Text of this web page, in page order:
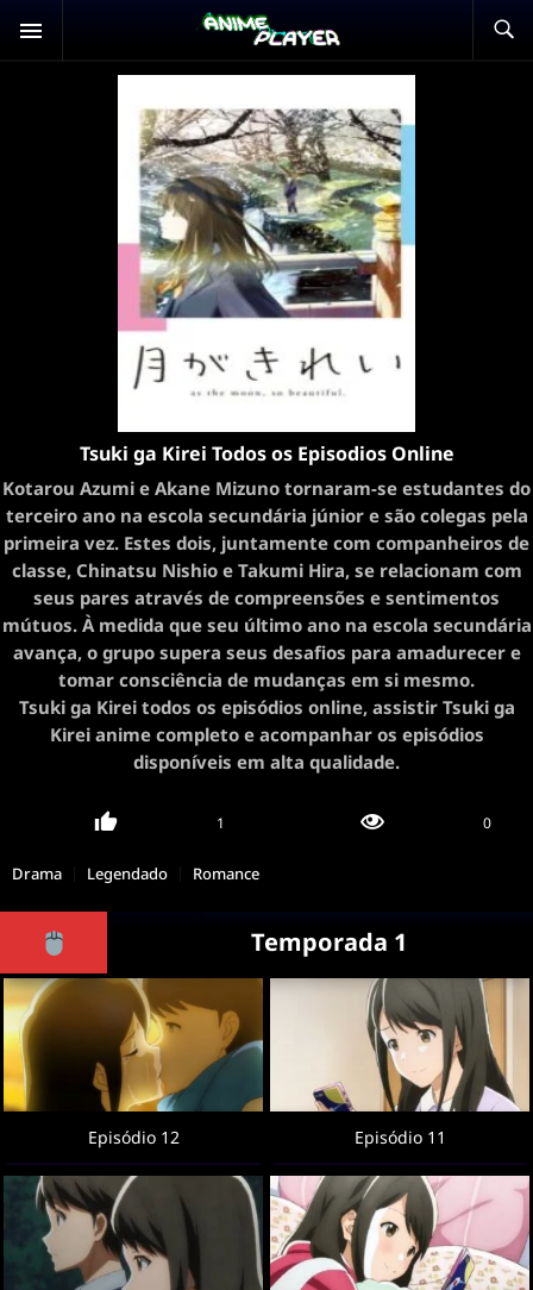
Tsuki ga Kirei Todos os Episodios Online
Kotarou Azumi e Akane Mizuno tornaram-se estudantes do
terceiro ano na escola secundária júnior e são colegas pela
primeira vez. Estes dois, juntamente com companheiros de
classe, Chinatsu Nishio e Takumi Hira, se relacionam com
seus pares através de compreensões e sentimentos
mútuos. À medida que seu último ano na escola secundária
avança, o grupo supera seus desafios para amadurecer e
tomar consciência de mudanças em si mesmo.
Tsuki ga Kirei todos os episódios online, assistir Tsuki ga
Kirei anime completo e acompanhar os episódios
disponíveis em alta qualidade.
1 0
Drama Legendado Romance
Temporada 1
Episódio 12 Episódio 11